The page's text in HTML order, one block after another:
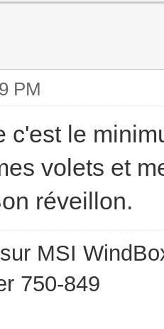
PM
c'est le
volets et
réveillon.
MSI
750-849